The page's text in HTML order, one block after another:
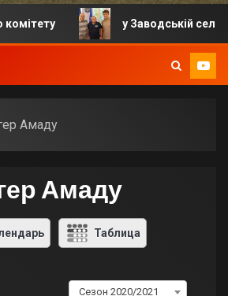
у Заводській селищній
Амаду
Амаду
Таблица
Сезон 2020/2021